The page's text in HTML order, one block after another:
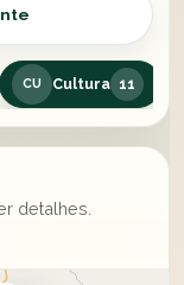
CU Cultura 11
detalhes.